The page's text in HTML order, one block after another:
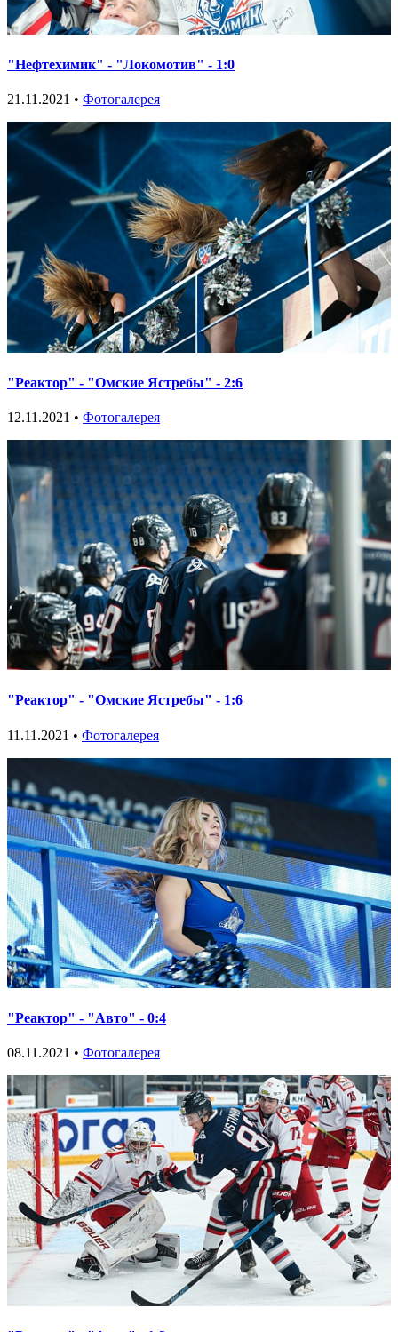
"Нефтехимик" - "Локомотив" - 1:0
21.11.2021 • Фотогалерея
"Реактор" - "Омские Ястребы" - 2:6
12.11.2021 • Фотогалерея
"Реактор" - "Омские Ястребы" - 1:6
11.11.2021 • Фотогалерея
"Реактор" - "Авто" - 0:4
08.11.2021 • Фотогалерея